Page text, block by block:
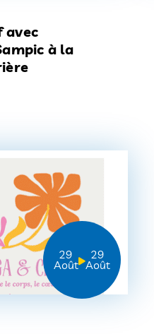
avec
à la
29
Août
29
Août